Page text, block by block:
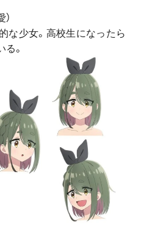
な少女。高校生になったら
。